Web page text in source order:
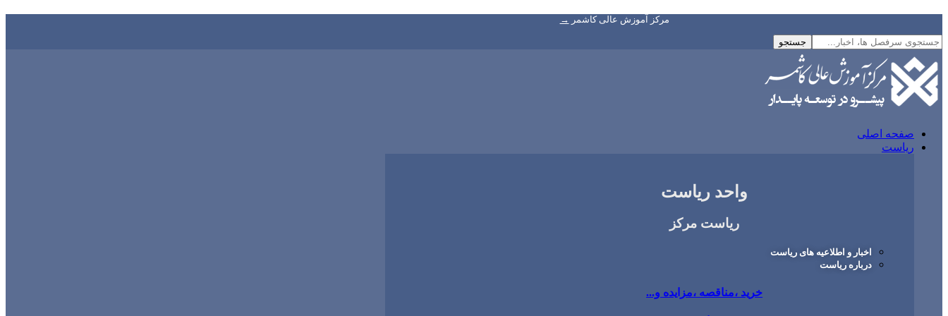
مرکز آموزش عالی کاشمر →
صفحه اصلی
ریاست
واحد ریاست
ریاست مرکز
اخبار و اطلاعیه های ریاست
درباره ریاست
خرید ،مناقصه ،مزایده و...